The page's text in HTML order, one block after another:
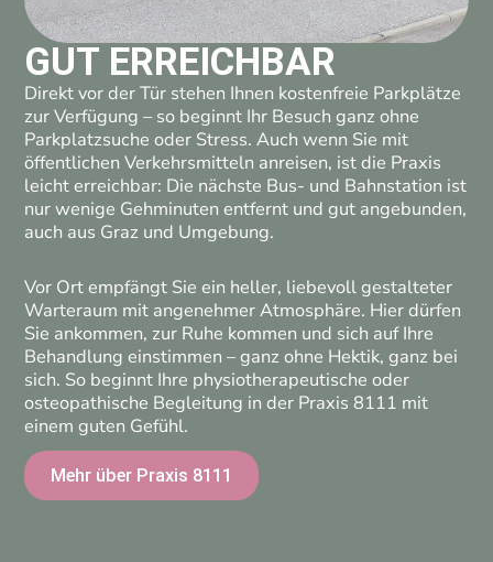
GUT ERREICHBAR
Direkt vor der Tür stehen Ihnen kostenfreie Parkplätze
zur Verfügung – so beginnt Ihr Besuch ganz ohne
Parkplatzsuche oder Stress. Auch wenn Sie mit
öffentlichen Verkehrsmitteln anreisen, ist die Praxis
leicht erreichbar: Die nächste Bus- und Bahnstation ist
nur wenige Gehminuten entfernt und gut angebunden,
auch aus Graz und Umgebung.
Vor Ort empfängt Sie ein heller, liebevoll gestalteter
Warteraum mit angenehmer Atmosphäre. Hier dürfen
Sie ankommen, zur Ruhe kommen und sich auf Ihre
Behandlung einstimmen – ganz ohne Hektik, ganz bei
sich. So beginnt Ihre physiotherapeutische oder
osteopathische Begleitung in der Praxis 8111 mit
einem guten Gefühl.
Mehr über Praxis 8111